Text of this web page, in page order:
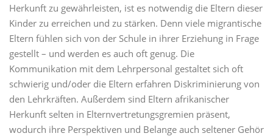
Herkunft zu gewährleisten, ist es notwendig die Eltern dieser
Kinder zu erreichen und zu stärken. Denn viele migrantische
Eltern fühlen sich von der Schule in ihrer Erziehung in Frage
gestellt – und werden es auch oft genug. Die
Kommunikation mit dem Lehrpersonal gestaltet sich oft
schwierig und/oder die Eltern erfahren Diskriminierung von
den Lehrkräften. Außerdem sind Eltern afrikanischer
Herkunft selten in Elternvertretungsgremien präsent,
wodurch ihre Perspektiven und Belange auch seltener Gehör